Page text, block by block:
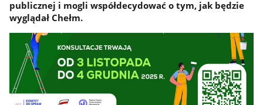
publicznej i mogli współdecydować o tym, jak będzie
wyglądał Chełm.